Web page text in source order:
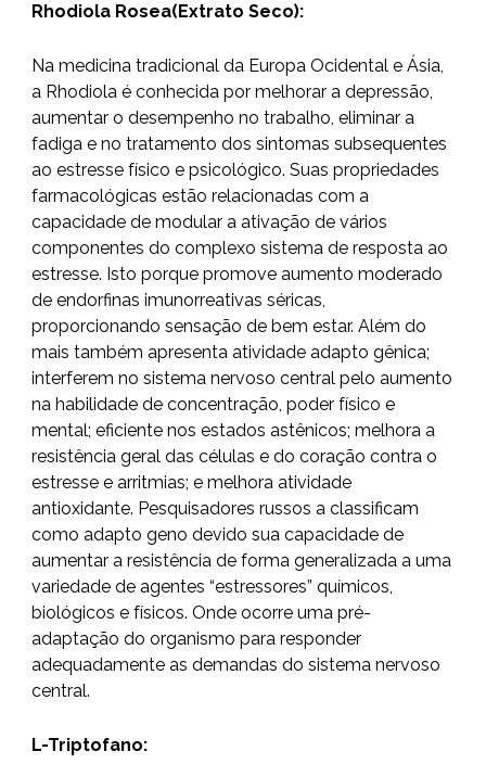
Rhodiola Rosea(Extrato Seco):
Na medicina tradicional da Europa Ocidental e Ásia,
a Rhodiola é conhecida por melhorar a depressão,
aumentar o desempenho no trabalho, eliminar a
fadiga e no tratamento dos sintomas subsequentes
ao estresse físico e psicológico. Suas propriedades
farmacológicas estão relacionadas com a
capacidade de modular a ativação de vários
componentes do complexo sistema de resposta ao
estresse. Isto porque promove aumento moderado
de endorfinas imunorreativas séricas,
proporcionando sensação de bem estar. Além do
mais também apresenta atividade adapto gênica;
interferem no sistema nervoso central pelo aumento
na habilidade de concentração, poder físico e
mental; eficiente nos estados astênicos; melhora a
resistência geral das células e do coração contra o
estresse e arritmias; e melhora atividade
antioxidante. Pesquisadores russos a classificam
como adapto geno devido sua capacidade de
aumentar a resistência de forma generalizada a uma
variedade de agentes “estressores” químicos,
biológicos e físicos. Onde ocorre uma pré-
adaptação do organismo para responder
adequadamente as demandas do sistema nervoso
central.
L-Triptofano: